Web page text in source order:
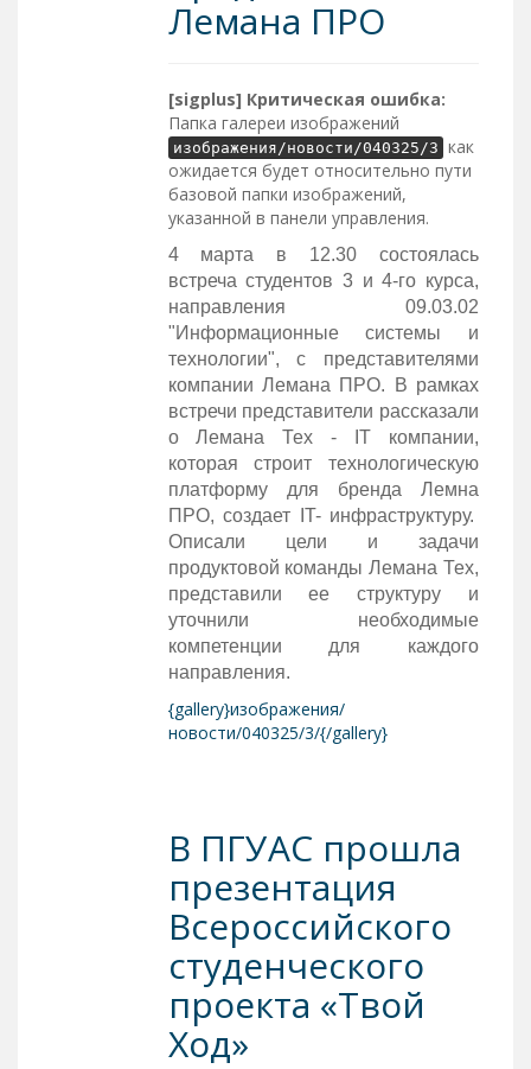
Лемана ПРО
[sigplus] Критическая ошибка:
Папка галереи изображений
изображения/новости/040325/3 как
ожидается будет относительно пути
базовой папки изображений,
указанной в панели управления.
4 марта в 12.30 состоялась
встреча студентов 3 и 4-го курса,
направления 09.03.02
"Информационные системы и
технологии", с представителями
компании Лемана ПРО. В рамках
встречи представители рассказали
о Лемана Тех - IT компании,
которая строит технологическую
платформу для бренда Лемна
ПРО, создает IT- инфраструктуру.
Описали цели и задачи
продуктовой команды Лемана Тех,
представили ее структуру и
уточнили необходимые
компетенции для каждого
направления.
{gallery}изображения/
новости/040325/3/{/gallery}
В ПГУАС прошла
презентация
Всероссийского
студенческого
проекта «Твой
Ход»